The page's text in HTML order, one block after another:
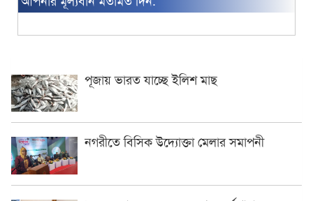
পূজায় ভারত যাচ্ছে ইলিশ মাছ
নগরীতে বিসিক উদ্যোক্তা মেলার সমাপনী